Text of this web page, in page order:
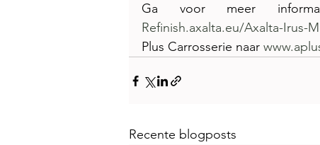
Refinish.axalta.eu/Axalta-Irus-
Plus Carrosserie naar
Recente blogposts